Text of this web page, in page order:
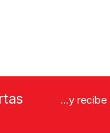
...y recibe